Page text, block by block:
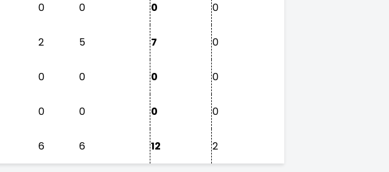
0 0 0 0
2 5 7 0
0 0 0 0
0 0 0 0
6 6 12 2